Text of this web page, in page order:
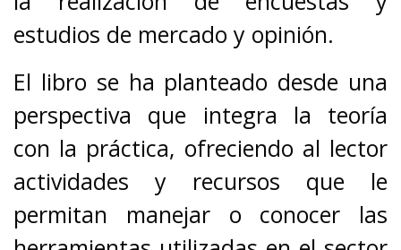
estudios de mercado y opinión.
El libro se ha planteado desde una
perspectiva que integra la teoría
con la práctica, ofreciendo al lector
actividades y recursos que le
permitan manejar o conocer las